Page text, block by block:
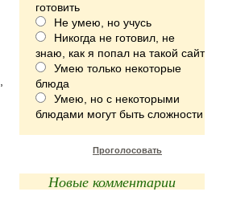
готовить
Не умею, но учусь
Никогда не готовил, не
знаю, как я попал на такой сайт
Умею только некоторые
блюда
Умею, но с некоторыми
блюдами могут быть сложности
Проголосовать
Новые комментарии